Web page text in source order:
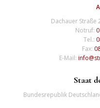
Dachauer Straße
Notruf:
Tel.:
Fax:
E-Mail:
Staat
Bundesrepublik